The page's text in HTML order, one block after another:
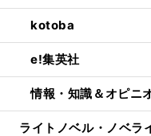
kotoba
e!集英社
情報・知識＆オピニ
ライトノベル・ノベラ